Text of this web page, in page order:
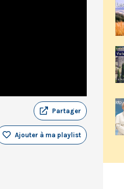
Partager
Ajouter à ma playlist